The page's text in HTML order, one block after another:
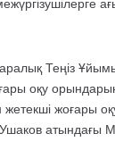
Теңіз
оқу
жетекші жоғары
атындағы